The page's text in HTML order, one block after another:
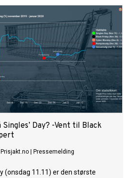
Day? -Vent til Black
Prisjakt.no Pressemelding
(onsdag 11.11) er den største